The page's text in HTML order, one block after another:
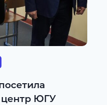
ЮГУ